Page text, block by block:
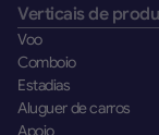
Verticais de
Voo
Comboio
Estadias
Aluguer de carros
Apoio